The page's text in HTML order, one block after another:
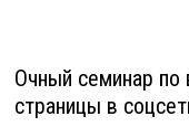
Очный семинар
страницы в